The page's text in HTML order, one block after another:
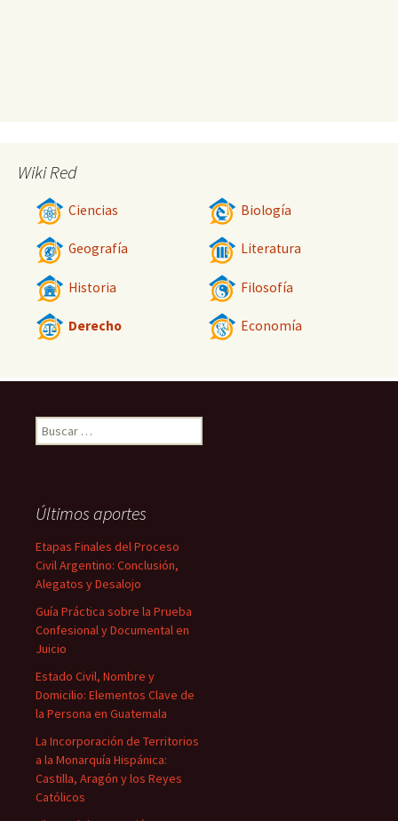
Wiki Red
Ciencias Biología
Geografía Literatura
Historia Filosofía
Derecho Economía
Buscar:
Últimos aportes
Etapas Finales del Proceso
Civil Argentino: Conclusión,
Alegatos y Desalojo
Guía Práctica sobre la Prueba
Confesional y Documental en
Juicio
Estado Civil, Nombre y
Domicilio: Elementos Clave de
la Persona en Guatemala
La Incorporación de Territorios
a la Monarquía Hispánica:
Castilla, Aragón y los Reyes
Católicos